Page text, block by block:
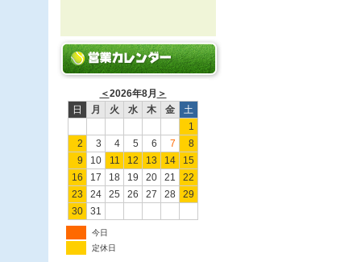
＜2026年8月 ＞
日
月 火 水 木 金
土
1
2
3 4 5 6 7
8
9
10 11 12 13 14
15
16
17 18 19 20 21
22
23
24 25 26 27 28
29
30
31
今日
定休日